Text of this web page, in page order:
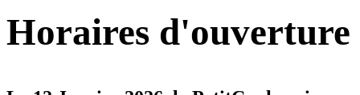
Horaires d'ouverture